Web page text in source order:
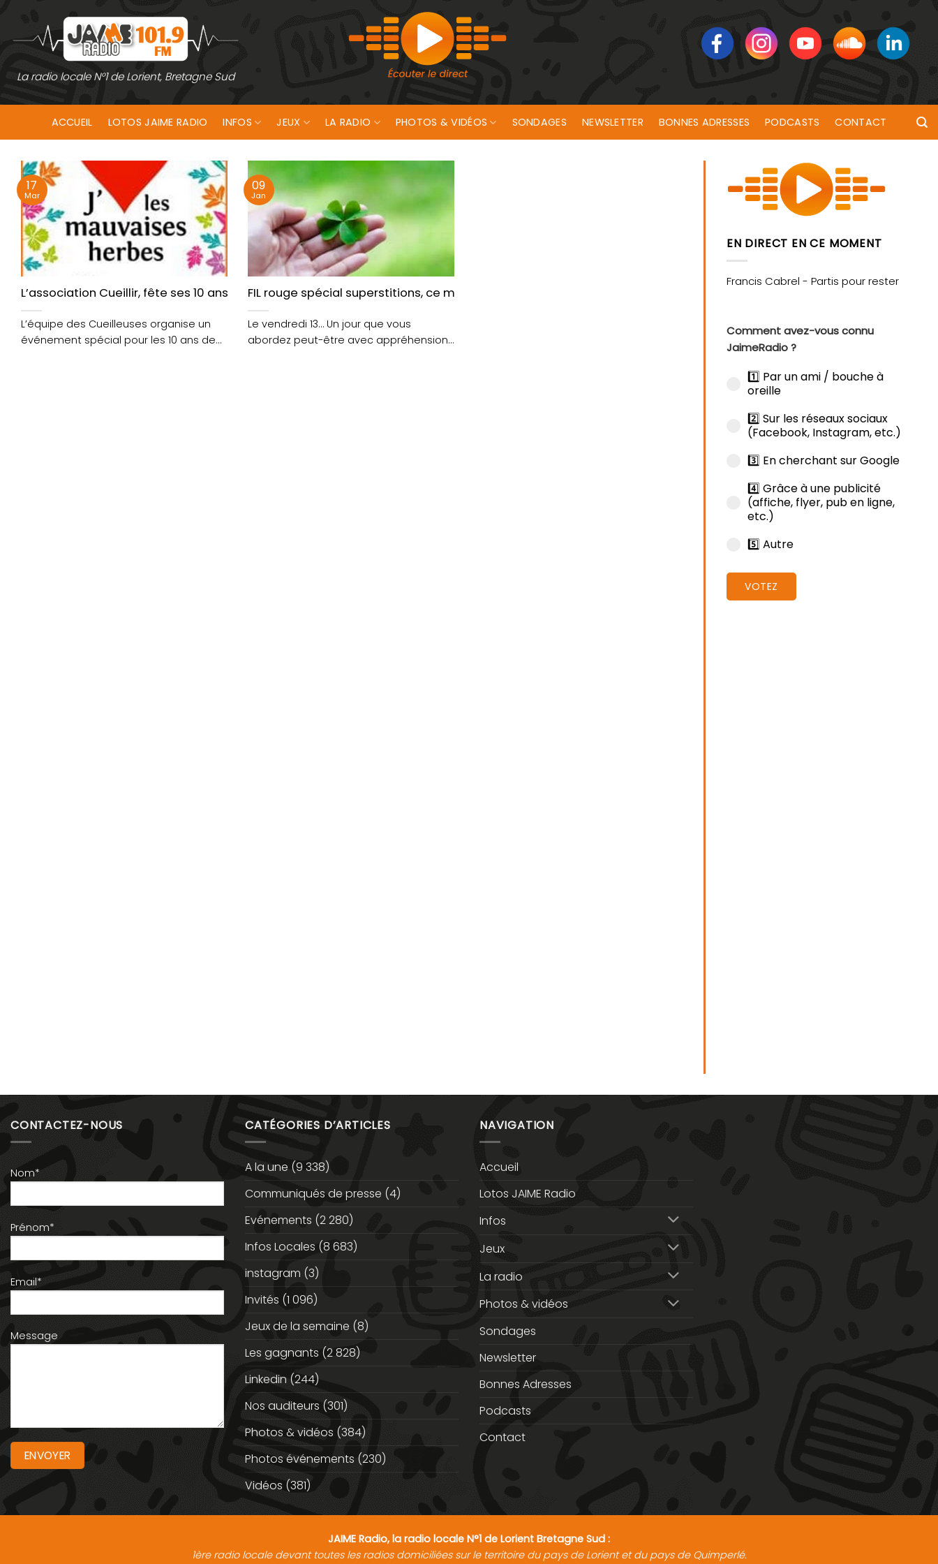
contenu
La radio locale N°1 de Lorient, Bretagne Sud
ACCUEIL LOTOS JAIME RADIO INFOS JEUX LA RADIO PHOTOS & VIDÉOS SONDAGES NEWSLETTER BONNES ADRESSES PODCASTS CONTACT
L’association Cueillir, fête ses 10 ans à Guidel les 25 et 26 mars
L’équipe des Cueilleuses organise un
événement spécial pour les 10 ans de
17
Mar
FIL rouge spécial superstitions, ce mardi, zoom sur le trèfle à quatre feuilles 🍀
Le vendredi 13… Un jour que vous
abordez peut-être avec appréhension.
09
Jan
EN DIRECT EN CE MOMENT
Comment avez-vous connu
JaimeRadio ?
1️⃣ Par un ami / bouche à
oreille
2️⃣ Sur les réseaux sociaux
(Facebook, Instagram, etc.)
3️⃣ En cherchant sur Google
4️⃣ Grâce à une publicité
(affiche, flyer, pub en ligne,
etc.)
5️⃣ Autre
VOTEZ
CONTACTEZ-NOUS
Nom*
Prénom*
Email*
Message
CATÉGORIES D’ARTICLES
A la une (9 338)
Communiqués de presse (4)
Evénements (2 280)
Infos Locales (8 683)
instagram (3)
Invités (1 096)
Jeux de la semaine (8)
Les gagnants (2 828)
Linkedin (244)
Nos auditeurs (301)
Photos & vidéos (384)
Photos événements (230)
Vidéos (381)
NAVIGATION
Accueil
Lotos JAIME Radio
Infos
Jeux
La radio
Photos & vidéos
Sondages
Newsletter
Bonnes Adresses
Podcasts
Contact
JAIME Radio, la radio locale N°1 de Lorient Bretagne Sud :
1ère radio locale devant toutes les radios domiciliées sur le territoire du pays de Lorient et du pays de Quimperlé.